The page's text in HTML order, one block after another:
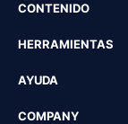
CONTENIDO
HERRAMIENTAS
AYUDA
COMPANY